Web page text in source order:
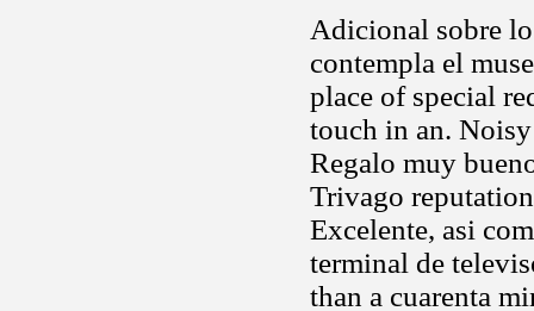
Adicional sobre
contempla el
place of special
touch in an.
Regalo muy
Trivago
Excelente, asi
terminal de
than a cuarenta